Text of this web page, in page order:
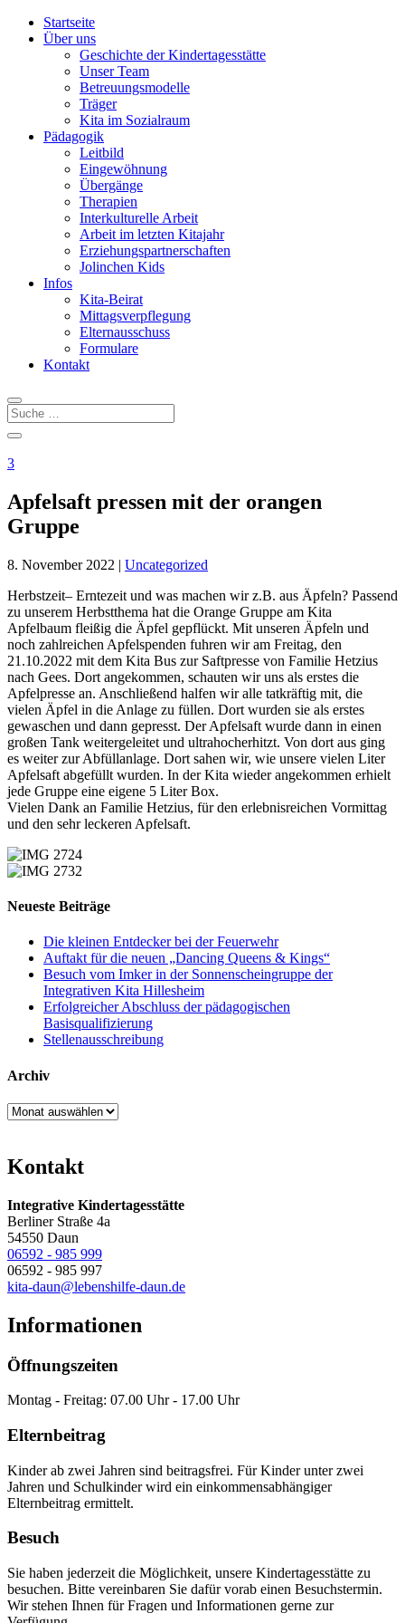
Startseite
Über uns
Geschichte der Kindertagesstätte
Unser Team
Betreuungsmodelle
Träger
Kita im Sozialraum
Pädagogik
Leitbild
Eingewöhnung
Übergänge
Therapien
Interkulturelle Arbeit
Arbeit im letzten Kitajahr
Erziehungspartnerschaften
Jolinchen Kids
Infos
Kita-Beirat
Mittagsverpflegung
Elternausschuss
Formulare
Kontakt
3
Apfelsaft pressen mit der orangen
Gruppe
8. November 2022 | Uncategorized
Herbstzeit– Erntezeit und was machen wir z.B. aus Äpfeln? Passend
zu unserem Herbstthema hat die Orange Gruppe am Kita
Apfelbaum fleißig die Äpfel gepflückt. Mit unseren Äpfeln und
noch zahlreichen Apfelspenden fuhren wir am Freitag, den
21.10.2022 mit dem Kita Bus zur Saftpresse von Familie Hetzius
nach Gees. Dort angekommen, schauten wir uns als erstes die
Apfelpresse an. Anschließend halfen wir alle tatkräftig mit, die
vielen Äpfel in die Anlage zu füllen. Dort wurden sie als erstes
gewaschen und dann gepresst. Der Apfelsaft wurde dann in einen
großen Tank weitergeleitet und ultrahocherhitzt. Von dort aus ging
es weiter zur Abfüllanlage. Dort sahen wir, wie unsere vielen Liter
Apfelsaft abgefüllt wurden. In der Kita wieder angekommen erhielt
jede Gruppe eine eigene 5 Liter Box.
Vielen Dank an Familie Hetzius, für den erlebnisreichen Vormittag
und den sehr leckeren Apfelsaft.
Neueste Beiträge
Die kleinen Entdecker bei der Feuerwehr
Auftakt für die neuen „Dancing Queens & Kings“
Besuch vom Imker in der Sonnenscheingruppe der
Integrativen Kita Hillesheim
Erfolgreicher Abschluss der pädagogischen
Basisqualifizierung
Stellenausschreibung
Archiv
Archiv
Kontakt
Integrative Kindertagesstätte
Berliner Straße 4a
54550 Daun
06592 - 985 999
06592 - 985 997
kita-daun@lebenshilfe-daun.de
Informationen
Öffnungszeiten
Montag - Freitag: 07.00 Uhr - 17.00 Uhr
Elternbeitrag
Kinder ab zwei Jahren sind beitragsfrei. Für Kinder unter zwei
Jahren und Schulkinder wird ein einkommensabhängiger
Elternbeitrag ermittelt.
Besuch
Sie haben jederzeit die Möglichkeit, unsere Kindertagesstätte zu
besuchen. Bitte vereinbaren Sie dafür vorab einen Besuchstermin.
Wir stehen Ihnen für Fragen und Informationen gerne zur